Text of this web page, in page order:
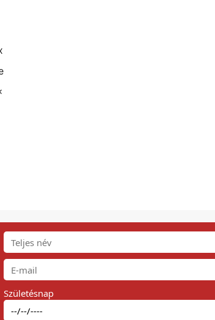
Születésnap